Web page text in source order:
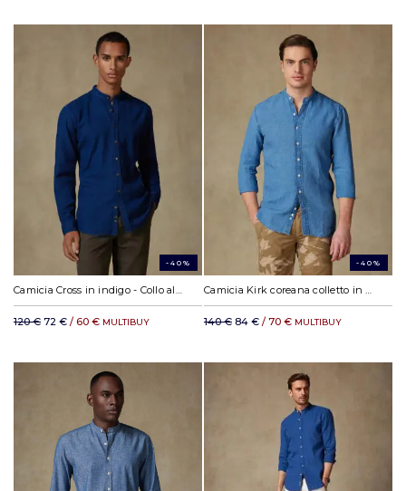
-40%
Camicia Cross in indigo - Collo alla coreana
120 € 72 € / 60 € MULTIBUY
-40%
Camicia Kirk coreana colletto in lino cielo
140 € 84 € / 70 € MULTIBUY